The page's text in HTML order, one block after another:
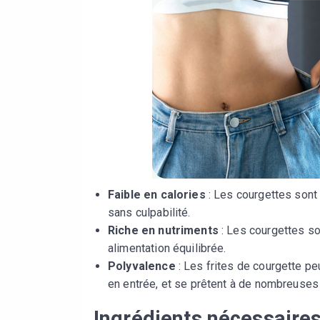
Faible en calories : Les courgettes
sans culpabilité.
Riche en nutriments : Les courgettes
alimentation équilibrée.
Polyvalence : Les frites de courgette
en entrée, et se prêtent à de